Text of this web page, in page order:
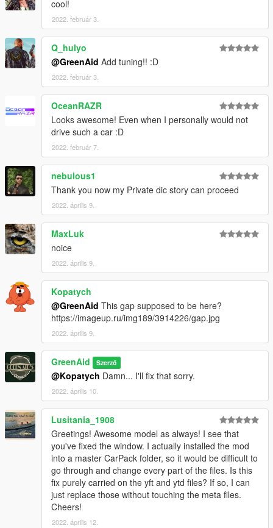
cool!
2022. február 3.
Q_hulyo
@GreenAid Add tuning!! :D
2022. február 3.
OceanRAZR
Looks awesome! Even when I personally would not
drive such a car :D
2022. február 7.
nebulous1
Thank you now my Private dic story can proceed
2022. április 9.
MaxLuk
noice
2022. április 9.
Kopatych
@GreenAid This gap supposed to be here?
https://imageup.ru/img189/3914226/gap.jpg
2022. április 9.
GreenAid Szerző
@Kopatych Damn... I'll fix that sorry.
2022. április 10.
Lusitania_1908
Greetings! Awesome model as always! I see that
you've fixed the window. I actually installed the mod
into a master CarPack folder, so it would be difficult to
go through and change every part of the files. Is this
fix purely carried on the yft and ytd files? If so, I can
just replace those without touching the meta files.
Cheers!
2022. április 12.